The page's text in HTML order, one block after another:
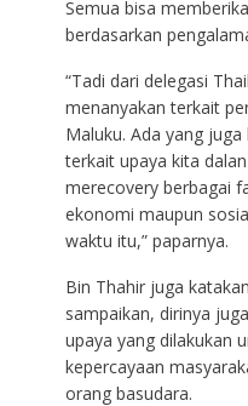
Semua bisa
berdasarkan
“Tadi dari delegasi
menanyakan terkait
Maluku. Ada yang
terkait upaya kita
merecovery berbagai
ekonomi maupun
waktu itu,” paparnya.
Bin Thahir juga
sampaikan, dirinya
upaya yang dilakukan
kepercayaan
orang basudara.